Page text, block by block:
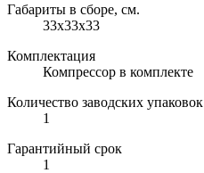
Габариты в сборе, см.
33x33x33
Комплектация
Компрессор в комплекте
Количество заводских упаковок
1
Гарантийный срок
1